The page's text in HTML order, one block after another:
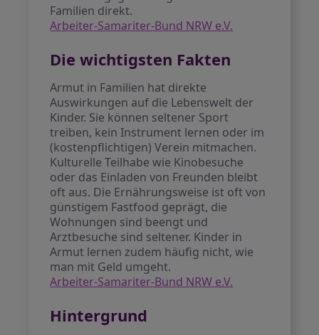
Familien direkt.
Arbeiter-Samariter-Bund NRW e.V.
Die wichtigsten Fakten
Armut in Familien hat direkte
Auswirkungen auf die Lebenswelt der
Kinder. Sie können seltener Sport
treiben, kein Instrument lernen oder im
(kostenpflichtigen) Verein mitmachen.
Kulturelle Teilhabe wie Kinobesuche
oder das Einladen von Freunden bleibt
oft aus. Die Ernährungsweise ist oft von
günstigem Fastfood geprägt, die
Wohnungen sind beengt und
Arztbesuche sind seltener. Kinder in
Armut lernen zudem häufig nicht, wie
man mit Geld umgeht.
Arbeiter-Samariter-Bund NRW e.V.
Hintergrund